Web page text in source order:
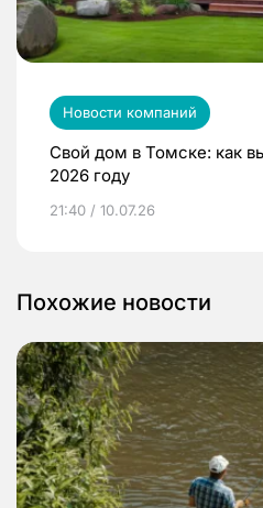
Новости компаний
Свой дом в Томске: как
2026 году
21:40 / 10.07.26
Похожие новости